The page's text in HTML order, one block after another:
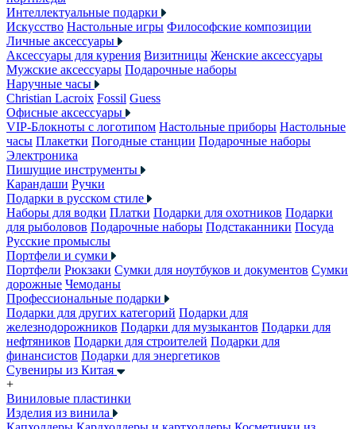
Интеллектуальные подарки
Искусство Настольные игры Философские композиции
Личные аксессуары
Аксессуары для курения Визитницы Женские аксессуары
Мужские аксессуары Подарочные наборы
Наручные часы
Christian Lacroix Fossil Guess
Офисные аксессуары
VIP-Блокноты с логотипом Настольные приборы Настольные
часы Плакетки Погодные станции Подарочные наборы
Электроника
Пишущие инструменты
Карандаши Ручки
Подарки в русском стиле
Наборы для водки Платки Подарки для охотников Подарки
для рыболовов Подарочные наборы Подстаканники Посуда
Русские промыслы
Портфели и сумки
Портфели Рюкзаки Сумки для ноутбуков и документов Сумки
дорожные Чемоданы
Профессиональные подарки
Подарки для других категорий Подарки для
железнодорожников Подарки для музыкантов Подарки для
нефтяников Подарки для строителей Подарки для
финансистов Подарки для энергетиков
Сувениры из Китая
+
Виниловые пластинки
Изделия из винила